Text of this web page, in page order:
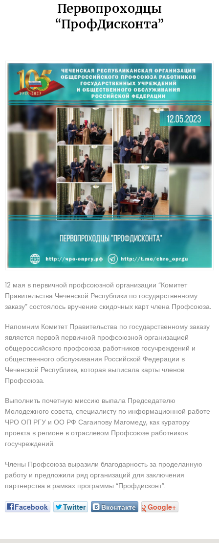
Первопроходцы
“ПрофДисконта”
12 мая в первичной профсоюзной организации “Комитет
Правительства Чеченской Республики по государственному
заказу” состоялось вручение скидочных карт члена Профсоюза.
Напомним Комитет Правительства по государственному заказу
является первой первичной профсоюзной организацией
общероссийского профсоюза работников госучреждений и
общественного обслуживания Российской Федерации в
Чеченской Республике, которая выписала карты членов
Профсоюза.
Выполнить почетную миссию выпала Председателю
Молодежного совета, специалисту по информационной работе
ЧРО ОП РГУ и ОО РФ Сагаипову Магомеду, как куратору
проекта в регионе в отраслевом Профсоюзе работников
госучреждений.
Члены Профсоюза выразили благодарность за проделанную
работу и предложили ряд организаций для заключения
партнерства в рамках программы “Профдисконт”.
Facebook Twitter Вконтакте Google+